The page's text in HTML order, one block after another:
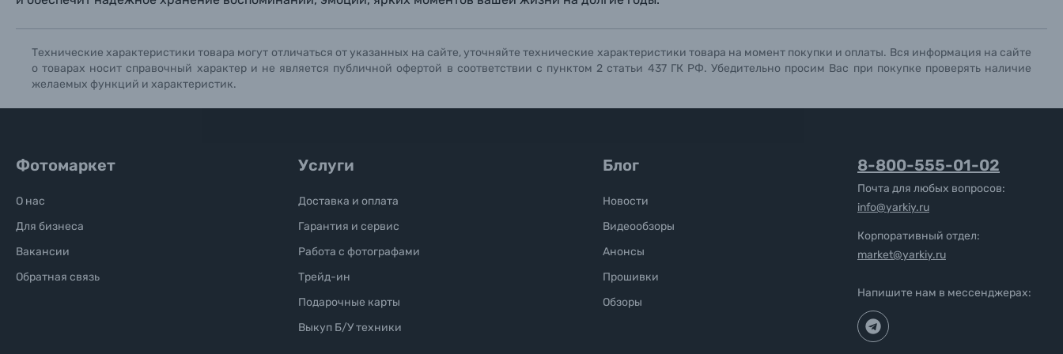
Солнцезащитные очки
Б/У фототехника (Комиссионные товары)
Технические характеристики товара могут отличаться от указанных на сайте, уточняйте технические характеристики товара на момент покупки и оплаты. Вся информация на сайте
о товарах носит справочный характер и не является публичной офертой в соответствии с пунктом 2 статьи 437 ГК РФ. Убедительно просим Вас при покупке проверять наличие
желаемых функций и характеристик.
Фотомаркет
О нас
Для бизнеса
Вакансии
Обратная связь
Услуги
Доставка и оплата
Гарантия и сервис
Работа с фотографами
Трейд-ин
Подарочные карты
Выкуп Б/У техники
Блог
Новости
Видеообзоры
Анонсы
Прошивки
Обзоры
8-800-555-01-02
Почта для любых вопросов:
info@yarkiy.ru
Корпоративный отдел:
market@yarkiy.ru
Напишите нам в мессенджерах: